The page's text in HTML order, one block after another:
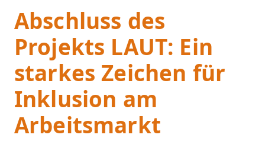
Abschluss des
Projekts LAUT: Ein
starkes Zeichen für
Inklusion am
Arbeitsmarkt